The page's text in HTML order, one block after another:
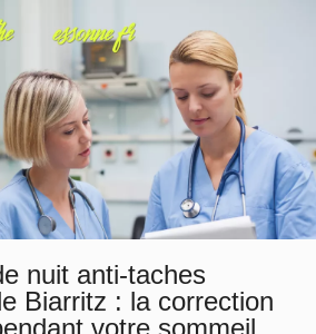
nuit anti-taches
Biarritz : la correction
votre sommeil